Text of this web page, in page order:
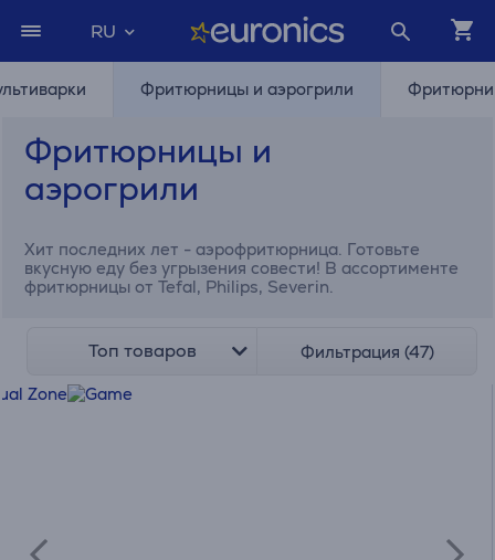
RU
Фритюрницы и аэрогрили
Фритюрницы и
аэрогрили
Хит последних лет - аэрофритюрница. Готовьте
вкусную еду без угрызения совести! В ассортименте
фритюрницы от Tefal, Philips, Severin.
Топ товаров Фильтрация (47)